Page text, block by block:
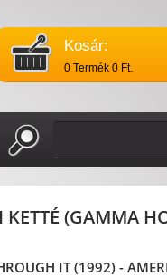
Kosár:
0 Termék 0 Ft.
KETTÉ (GAMMA
IT (1992) -